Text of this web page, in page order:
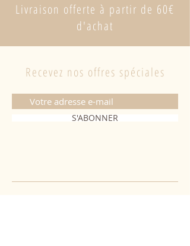
Livraison offerte à partir de 60€
d'achat
Recevez nos offres spéciales
S'ABONNER